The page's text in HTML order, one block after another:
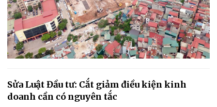
Sửa Luật Đầu tư: Cắt giảm điều kiện kinh
doanh cần có nguyên tắc